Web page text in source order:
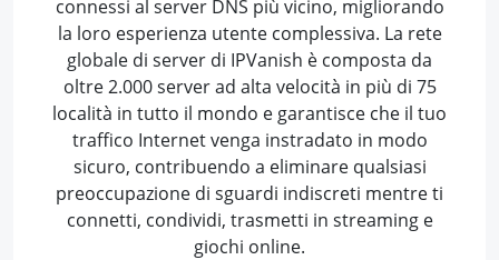
connessi al server DNS più vicino, migliorando
la loro esperienza utente complessiva. La rete
globale di server di IPVanish è composta da
oltre 2.000 server ad alta velocità in più di 75
località in tutto il mondo e garantisce che il tuo
traffico Internet venga instradato in modo
sicuro, contribuendo a eliminare qualsiasi
preoccupazione di sguardi indiscreti mentre ti
connetti, condividi, trasmetti in streaming e
giochi online.